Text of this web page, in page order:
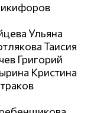
Ульяна
Таисия
Григорий
Кристина